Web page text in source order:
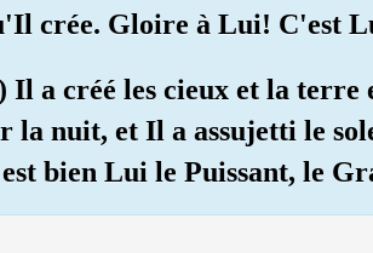
crée. Gloire à Lui! C'est
Il a créé les cieux et la
la nuit, et Il a assujetti le
bien Lui le Puissant, le